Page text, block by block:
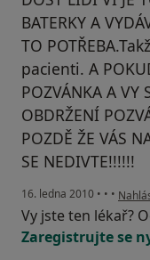
BATERKY A
TO
pacienti. A
POZVÁNKA A VY
OBDRŽENÍ
POZDĚ ŽE VÁS
SE NEDIVTE!!!!!!
16. ledna 2010 • • • podle
Vy jste ten lékař?
Zaregistrujte se